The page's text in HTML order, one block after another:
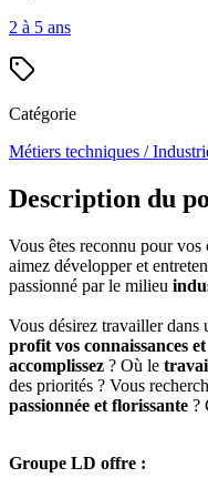
2 à 5 ans
Catégorie
Métiers techniques /
Description du
Vous êtes reconnu pour vos
aimez développer et
passionné par le milieu
Vous désirez travailler dans
profit vos connaissances
accomplissez ? Où le
des priorités ? Vous
passionnée et florissante ?
Groupe LD offre :